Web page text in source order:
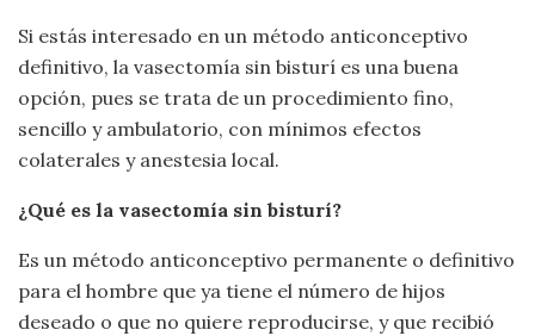
Si estás interesado en un método anticonceptivo
definitivo, la vasectomía sin bisturí es una buena
opción, pues se trata de un procedimiento fino,
sencillo y ambulatorio, con mínimos efectos
colaterales y anestesia local.
¿Qué es la vasectomía sin bisturí?
Es un método anticonceptivo permanente o definitivo
para el hombre que ya tiene el número de hijos
deseado o que no quiere reproducirse, y que recibió